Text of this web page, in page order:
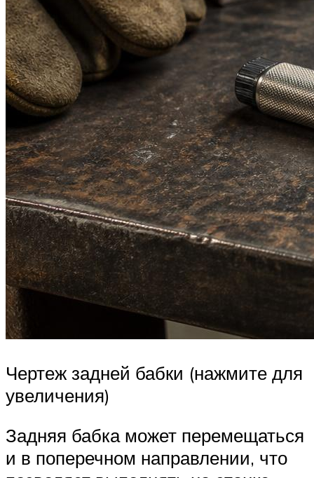
Чертеж задней бабки (нажмите для
увеличения)
Задняя бабка может перемещаться
и в поперечном направлении, что